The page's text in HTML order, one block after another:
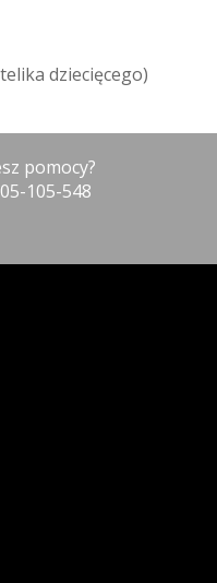
telika dziecięcego)
pomocy?
105-548